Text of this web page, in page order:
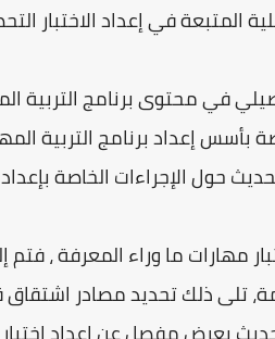
المتبعة في إعداد الاختبار
في محتوى برنامج التربية
إعداد برنامج التربية
حول الإجراءات الخاصة
مهارات ما وراء المعرفة ،
تلى ذلك تحديد مصادر اشتقاق